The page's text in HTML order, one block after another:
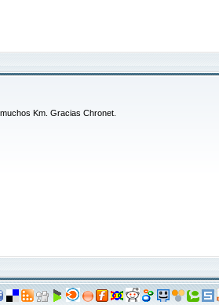
Km. Gracias Chronet.